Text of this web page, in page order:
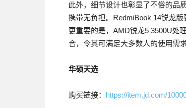
此外，细节设计也彰显了不俗的品
携带无负担。RedmiBook 14锐龙
更重要的是，AMD锐龙5 3500U处
合，令其可满足大多数人的使用需求
华硕天选
购买链接： https://item.jd.com/